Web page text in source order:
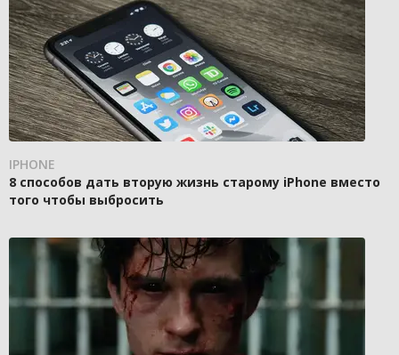
IPHONE
8 способов дать вторую жизнь старому iPhone вместо
того чтобы выбросить